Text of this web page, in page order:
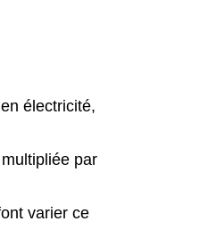
électricité,
par
varier ce